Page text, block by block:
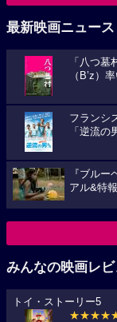
最新映画ニュース
「八つ
（B’z）
フランシ
「逆流の
『ブル
アル&特
みんなの映画レ
トイ・ストーリー5